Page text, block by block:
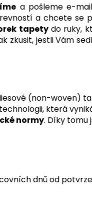
a pošleme e-
a chcete se
tapety do ruky,
zkusit, jestli Vám
(non-woven)
která
normy. Díky tomu
dnů od